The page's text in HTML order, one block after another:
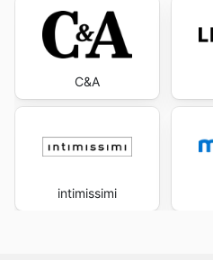
C&A
intimissimi